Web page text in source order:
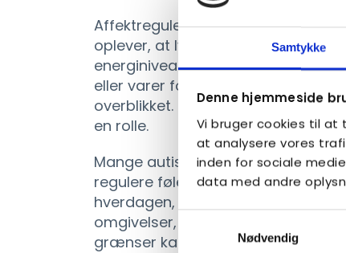
Samtykke
Denne hjemmeside
Vi bruger cookies til at
at analysere vores
inden for sociale
data med andre
Nødvendig
Affektregulering hænger ofte tæt
oplever, at lyd, lys, lugte, berøring
energiniveau og følelsesmæssige
eller varer for længe, kan det gøre
overblikket. Derfor spiller både
en rolle.
Mange autister finder med tiden
regulere følelser, stress og
hverdagen, planlægge restitution,
omgivelser, der føles trygge og
grænser kan være en vigtig del af